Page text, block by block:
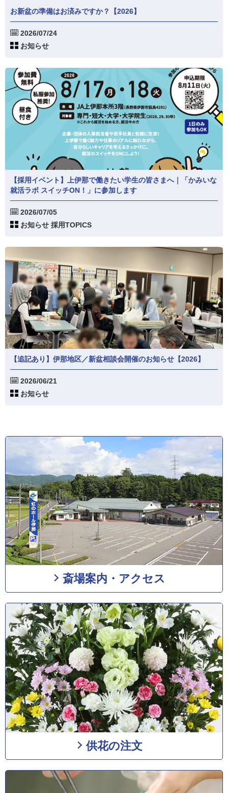
お新盆の準備はお済みですか？【2026】
2026/07/24
お知らせ
【採用イベント】上伊那で働きたい学生の皆さまへ｜「かみいな
就活ラボ スイッチON！」に参加します
2026/07/05
お知らせ 採用TOPICS
【追記あり】伊那地区／新盆相談会開催のお知らせ【2026】
2026/06/21
お知らせ
斎場案内・アクセス
供花の注文